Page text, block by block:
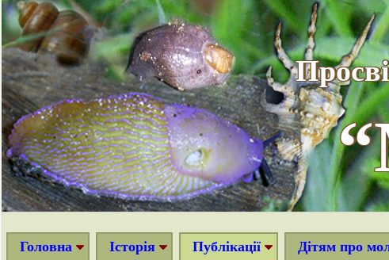
Головна Історія Публікації Дітям про